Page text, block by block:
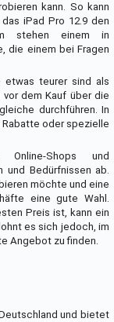
kann. So kann
iPad Pro 12.9 den
stehen einem in
die einem bei Fragen
etwas teurer sind als
dem Kauf über die
durchführen. In
oder spezielle
Shops und
und Bedürfnissen ab.
möchte und eine
eine gute Wahl.
Preis ist, kann ein
es sich jedoch, im
Angebot zu finden.
und bietet